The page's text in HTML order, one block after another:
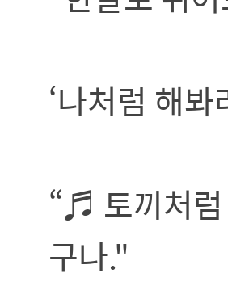
‘나처럼 해
“♬ 토끼처럼
구나."